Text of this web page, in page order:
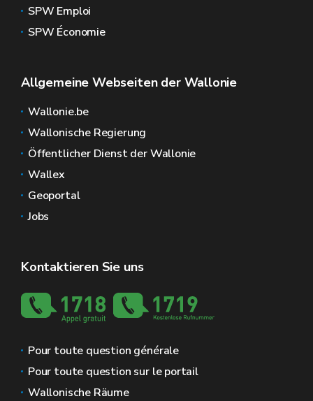
SPW Emploi
SPW Économie
Allgemeine Webseiten der Wallonie
Wallonie.be
Wallonische Regierung
Öffentlicher Dienst der Wallonie
Wallex
Geoportal
Jobs
Kontaktieren Sie uns
Pour toute question générale
Pour toute question sur le portail
Wallonische Räume